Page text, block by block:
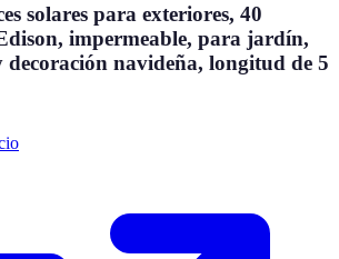
solares para exteriores, 40
impermeable, para jardín,
navideña, longitud de 5